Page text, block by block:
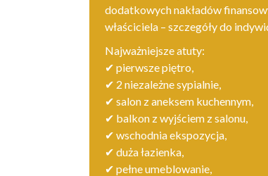
dodatkowych nakładów
właściciela – szczegóły do
Najważniejsze atuty:
✔ pierwsze piętro,
✔ 2 niezależne sypialnie,
✔ salon z aneksem kuchennym,
✔ balkon z wyjściem z salonu,
✔ wschodnia ekspozycja,
✔ duża łazienka,
✔ pełne umeblowanie,